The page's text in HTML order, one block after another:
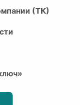
(ТК)